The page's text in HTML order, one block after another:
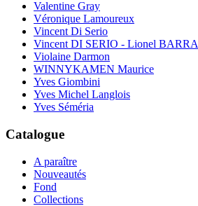
Valentine Gray
Véronique Lamoureux
Vincent Di Serio
Vincent DI SERIO - Lionel BARRA
Violaine Darmon
WINNYKAMEN Maurice
Yves Giombini
Yves Michel Langlois
Yves Séméria
Catalogue
A paraître
Nouveautés
Fond
Collections